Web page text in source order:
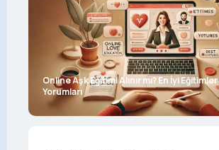
Online Aşk Eğitimi Alınır mı? En İyi Eğitimler
Yorumları